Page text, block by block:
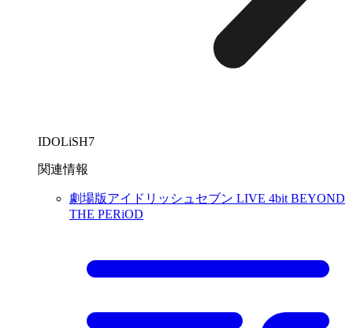
IDOLiSH7
関連情報
劇場版アイドリッシュセブン LIVE 4bit BEYOND
THE PERiOD